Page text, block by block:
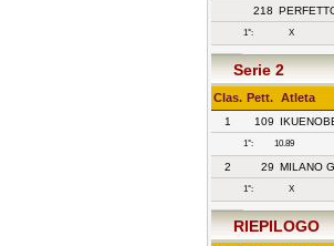
218
1°: X
Serie 2
Clas. Pett. Atleta
1 109
1°: 10.89
2 29 MILANO
1°: X
RIEPILOGO